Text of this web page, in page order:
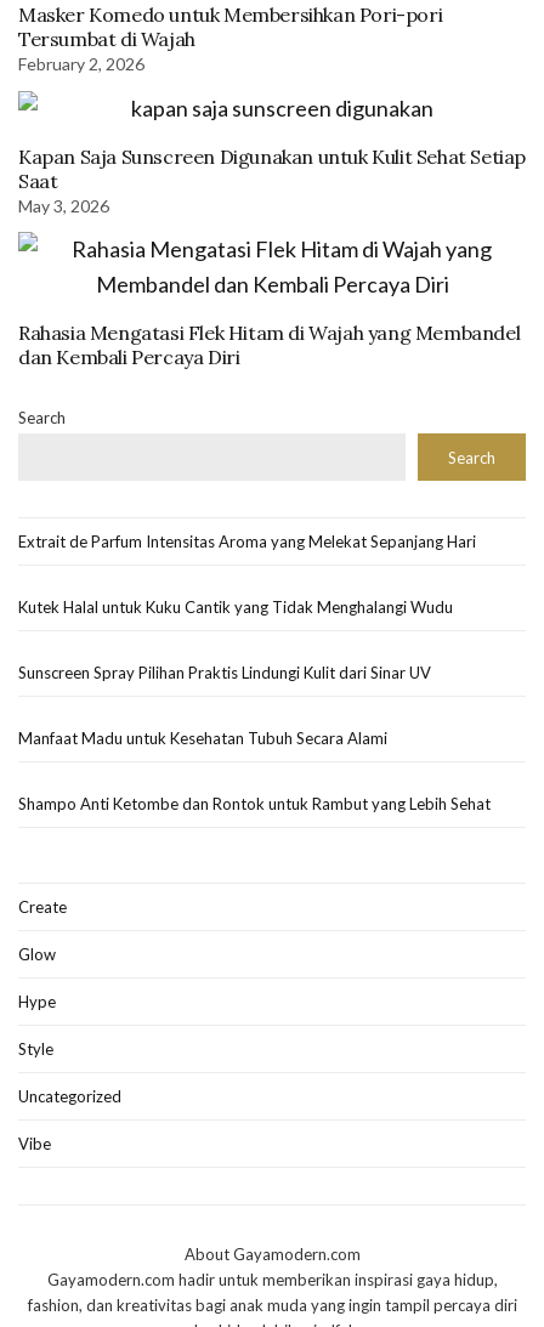
Masker Komedo untuk Membersihkan Pori-pori
Tersumbat di Wajah
February 2, 2026
Kapan Saja Sunscreen Digunakan untuk Kulit Sehat Setiap
Saat
May 3, 2026
Rahasia Mengatasi Flek Hitam di Wajah yang Membandel
dan Kembali Percaya Diri
Search
Search
Extrait de Parfum Intensitas Aroma yang Melekat Sepanjang Hari
Kutek Halal untuk Kuku Cantik yang Tidak Menghalangi Wudu
Sunscreen Spray Pilihan Praktis Lindungi Kulit dari Sinar UV
Manfaat Madu untuk Kesehatan Tubuh Secara Alami
Shampo Anti Ketombe dan Rontok untuk Rambut yang Lebih Sehat
Create
Glow
Hype
Style
Uncategorized
Vibe
About Gayamodern.com
Gayamodern.com hadir untuk memberikan inspirasi gaya hidup,
fashion, dan kreativitas bagi anak muda yang ingin tampil percaya diri